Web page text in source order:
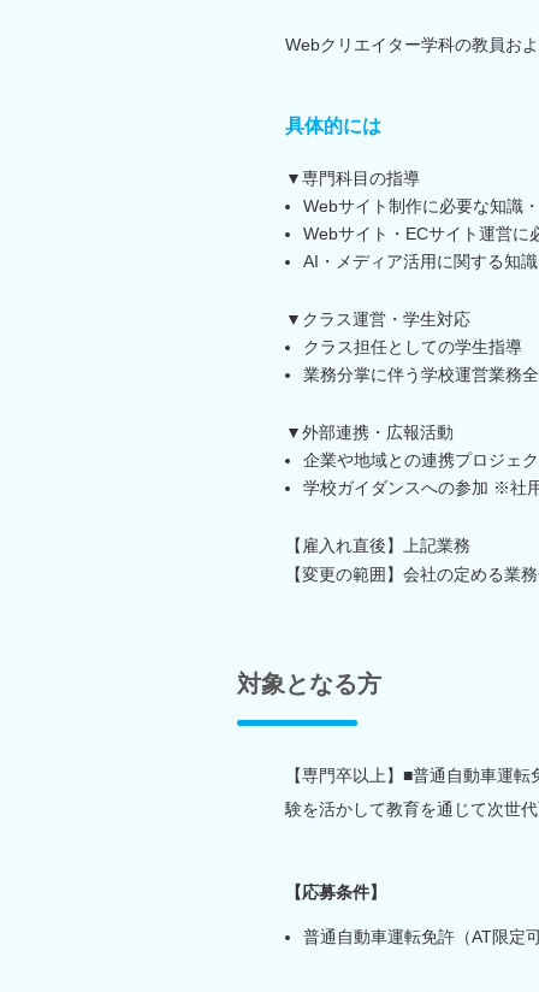
Webクリエイター学科の教員お
具体的には
▼専門科目の指導
Webサイト制作に必要な知識
Webサイト・ECサイト運営に
AI・メディア活用に関する知
▼クラス運営・学生対応
クラス担任としての学生指導
業務分掌に伴う学校運営業務
▼外部連携・広報活動
企業や地域との連携プロジェ
学校ガイダンスへの参加 ※社
【雇入れ直後】上記業務
【変更の範囲】会社の定める業
対象となる方
【専門卒以上】■普通自動車運
験を活かして教育を通じて次世
【応募条件】
普通自動車運転免許（AT限定